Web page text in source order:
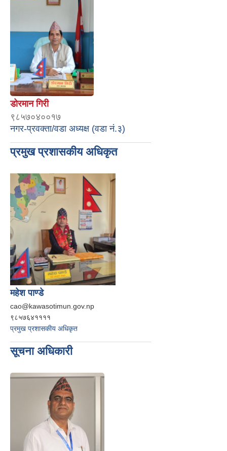
डोरमान गिरी
९८५७०४००१७
नगर-प्रवक्ता/वडा अध्यक्ष (वडा नं.३)
प्रमुख प्रशासकीय अधिकृत
महेश पाण्डे
cao@kawasotimun.gov.np
९८५७६४११११
प्रमुख प्रशासकीय अधिकृत
सूचना अधिकारी